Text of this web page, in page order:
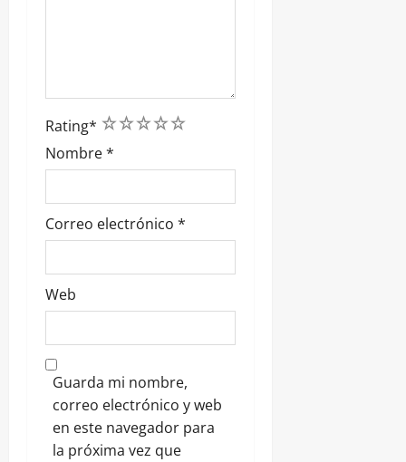
Rating* 5
4
3
2
1
Nombre*
Correo electrónico *
Web
Guarda mi nombre,
correo electrónico y web
en este navegador para
la próxima vez que